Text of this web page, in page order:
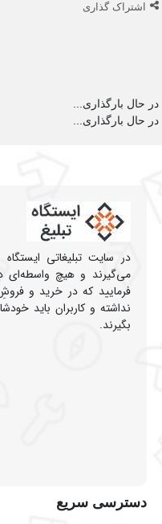
اشتراک گذاری
در حال بارگذاری...
در حال بارگذاری...
در سایت تبلیغاتی
می‌گیرند و هیچ واسطه‌ای
فرمایید که در خرید و
نداشته و کاربران باید
بگیرند.
دسترسی سریع